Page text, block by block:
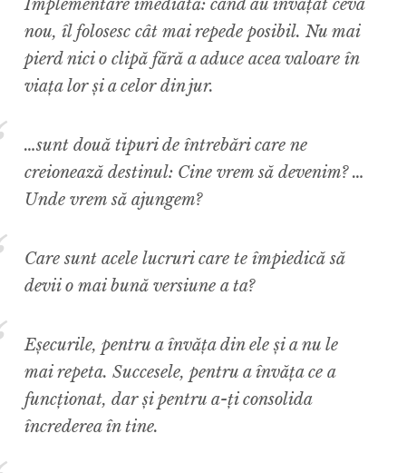
Implementare imediată: când au învățat ceva
nou, îl folosesc cât mai repede posibil. Nu mai
pierd nici o clipă fără a aduce acea valoare în
viața lor și a celor din jur.
…sunt două tipuri de întrebări care ne
creionează destinul: Cine vrem să devenim? …
Unde vrem să ajungem?
Care sunt acele lucruri care te împiedică să
devii o mai bună versiune a ta?
Eșecurile, pentru a învăța din ele și a nu le
mai repeta. Succesele, pentru a învăța ce a
funcționat, dar și pentru a-ți consolida
încrederea în tine.